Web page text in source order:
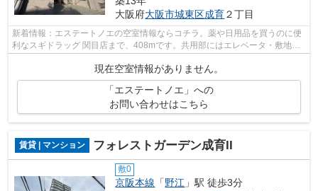
大阪府大阪市城東区成育２丁目
新着情報：エステートノエの空室情報ならコチラ。薬や日用品を買うのに便
利なスギドラッグ 関目店まで、408mです。共用部にはエレベータ・敷地内
ごみ置き場など様々な設備やサービスが...
現在空室情報がありません。
「エステートノエ」への
お問い合わせはこちら
賃貸 | マンション フォレストガーデン成育II
敷0
京阪本線 「野江 」駅 徒歩3分